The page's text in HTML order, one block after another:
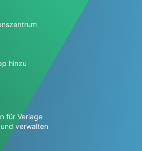
hinzu
für Verlage
verwalten